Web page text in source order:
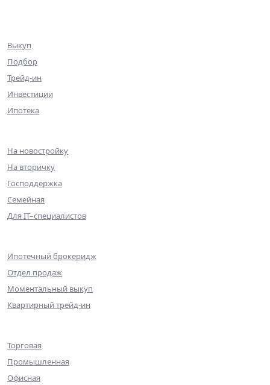
Выкуп
Подбор
Трейд-ин
Инвестиции
Ипотека
На новостройку
На вторичку
Господдержка
Семейная
Для IT–специалистов
Ипотечный брокеридж
Отдел продаж
Моментальный выкуп
Квартирный трейд-ин
Торговая
Промышленная
Офисная